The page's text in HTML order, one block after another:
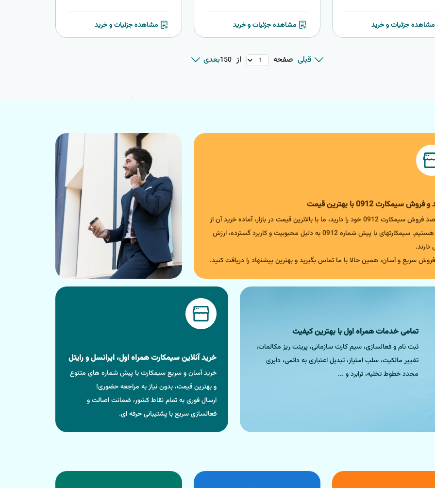
مشاهده جزئیات و خرید مشاهده جزئیات و خرید مشاهده جزئیات و خرید
قبلی صفحه از 150بعدی
سیمکارت 0912 با بهترین قیمت
اگر قصد فروش سیمکارت 0912 خود را دارید، ما با بالاترین قیمت در بازار، آماده خرید آن از
شما هستیم. سیمکارتهای با پیش شماره 0912 به دلیل محبوبیت و کاربرد گسترده، ارزش
دارند.
فروش سریع و آسان، همین حالا با ما تماس بگیرید و بهترین پیشنهاد را دریافت کنید.
تمامی خدمات همراه اول با بهترین کیفیت
ثبت نام و فعالسازی، سیم کارت سازمانی، پرینت ریز مکالمات،
تغییر مالکیت، سلب امتیاز، تبدیل اعتباری به دائمی، دایری
مجدد خطوط تخلیه، ترابرد و ...
خرید آنلاین سیمکارت همراه اول، ایرانسل و رایتل
خرید آسان و سریع سیمکارت با پیش شماره های متنوع
و بهترین قیمت، بدون نیاز به مراجعه حضوری!
ارسال فوری به تمام نقاط کشور، ضمانت اصالت و
فعالسازی سریع با پشتیبانی حرفه ای.